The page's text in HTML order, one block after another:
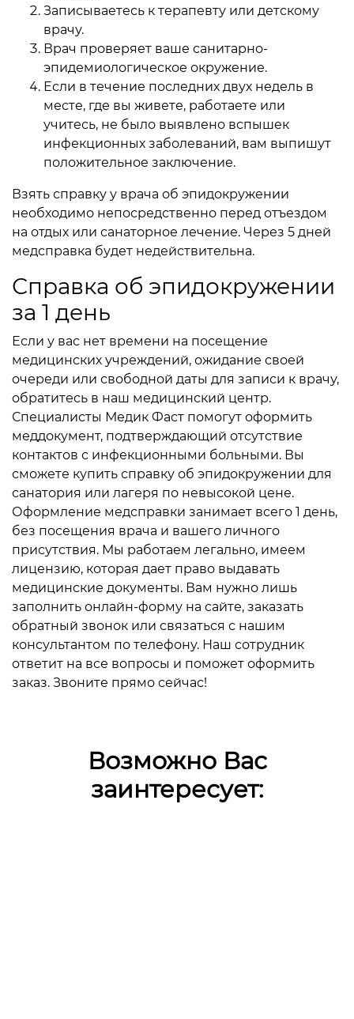
Записываетесь к терапевту или детскому
врачу.
Врач проверяет ваше санитарно-
эпидемиологическое окружение.
Если в течение последних двух недель в
месте, где вы живете, работаете или
учитесь, не было выявлено вспышек
инфекционных заболеваний, вам выпишут
положительное заключение.
Взять справку у врача об эпидокружении
необходимо непосредственно перед отъездом
на отдых или санаторное лечение. Через 5 дней
медсправка будет недействительна.
Справка об эпидокружении
за 1 день
Если у вас нет времени на посещение
медицинских учреждений, ожидание своей
очереди или свободной даты для записи к врачу,
обратитесь в наш медицинский центр.
Специалисты Медик Фаст помогут оформить
меддокумент, подтверждающий отсутствие
контактов с инфекционными больными. Вы
сможете купить справку об эпидокружении для
санатория или лагеря по невысокой цене.
Оформление медсправки занимает всего 1 день,
без посещения врача и вашего личного
присутствия. Мы работаем легально, имеем
лицензию, которая дает право выдавать
медицинские документы. Вам нужно лишь
заполнить онлайн-форму на сайте, заказать
обратный звонок или связаться с нашим
консультантом по телефону. Наш сотрудник
ответит на все вопросы и поможет оформить
заказ. Звоните прямо сейчас!
Возможно Вас
заинтересует: